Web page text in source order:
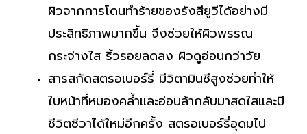
ผิวจากการโดนทำร้ายของรังสียูวีได้อย่างมี
ประสิทธิภาพมากขึ้น จึงช่วยให้ผิวพรรณ
กระจ่างใส ริ้วรอยลดลง ผิวดูอ่อนกว่าวัย
สารสกัดสตรอเบอร์รี่ มีวิตามินซีสูงช่วยทำให้
ใบหน้าที่หมองคล้ำและอ่อนล้ากลับมาสดใสและมี
ชีวิตชีวาได้ใหม่อีกครั้ง สตรอเบอร์รี่อุดมไป